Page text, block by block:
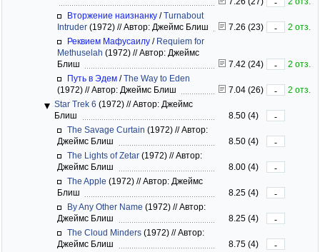
Вторжение наизнанку /Turnabout
Intruder (1972) //Автор: Джеймс Блиш 7.26 (23) -
2 отз.
Реквием Мафусаилу / Requiem for
Methuselah (1972) //Автор: Джеймс
Блиш
7.42 (24) -
2 отз.
Путь в Эдем /The Way to Eden
(1972) //Автор: Джеймс Блиш 7.04 (26) -
2 отз.
Star Trek 6 (1972) //Автор: Джеймс
Блиш
8.50 (4)
-
The Savage Curtain (1972) //Автор:
Джеймс Блиш
8.50 (4)
-
The Lights of Zetar (1972) //Автор:
Джеймс Блиш
8.00 (4)
-
The Apple (1972) //Автор: Джеймс
Блиш
8.25 (4)
-
By Any Other Name (1972) //Автор:
Джеймс Блиш
8.25 (4)
-
The Cloud Minders (1972) //Автор:
Джеймс Блиш
8.75 (4)
-